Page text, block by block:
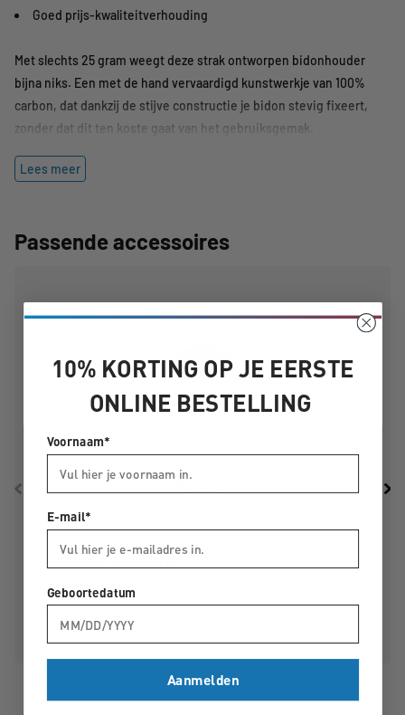
Goed prijs-kwaliteitverhouding
Met slechts 25 gram weegt deze strak ontworpen bidonhouder
bijna niks. Een met de hand vervaardigd kunstwerkje van 100%
carbon, dat dankzij de stijve constructie je bidon stevig fixeert,
zonder dat dit ten koste gaat van het gebruiksgemak.
Specificaties
Gewicht:25 g
Lees meer
Passende accessoires
ACID BOTTLE GRIP 0.5L
12,95
10% KORTING OP JE EERSTE
ONLINE BESTELLING
Voornaam*
E-mail*
Geboortedatum
Aanmelden